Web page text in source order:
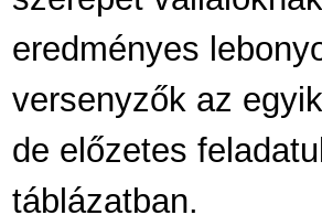
eredményes
versenyzők az
de előzetes
táblázatban.